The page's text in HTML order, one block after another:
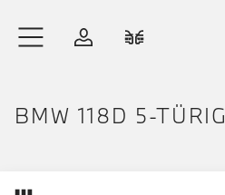
Anmelden
BMW 118D 5-TÜRIG